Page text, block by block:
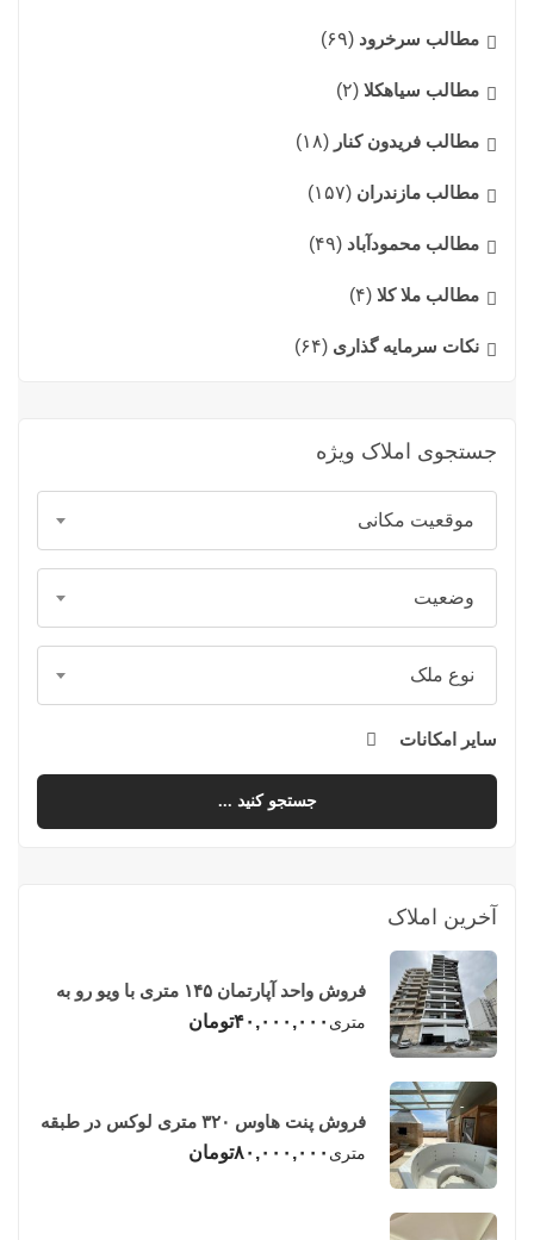
مطالب سرخرود (۶۹)
مطالب سیاهکلا (۲)
مطالب فریدون کنار (۱۸)
مطالب مازندران (۱۵۷)
مطالب محمودآباد (۴۹)
مطالب ملا کلا (۴)
نکات سرمایه گذاری (۶۴)
جستجوی املاک ویژه
موقعیت مکانی
وضعیت
نوع ملک
سایر امکانات
جستجو کنید ...
آخرین املاک
فروش واحد آپارتمان ۱۴۵ متری با ویو رو به
دریا در فریدونکنار
متری ۴۰,۰۰۰,۰۰۰تومان
فروش پنت هاوس ۳۲۰ متری لوکس در طبقه
چهاردهم فریدونکنار
متری ۸۰,۰۰۰,۰۰۰تومان